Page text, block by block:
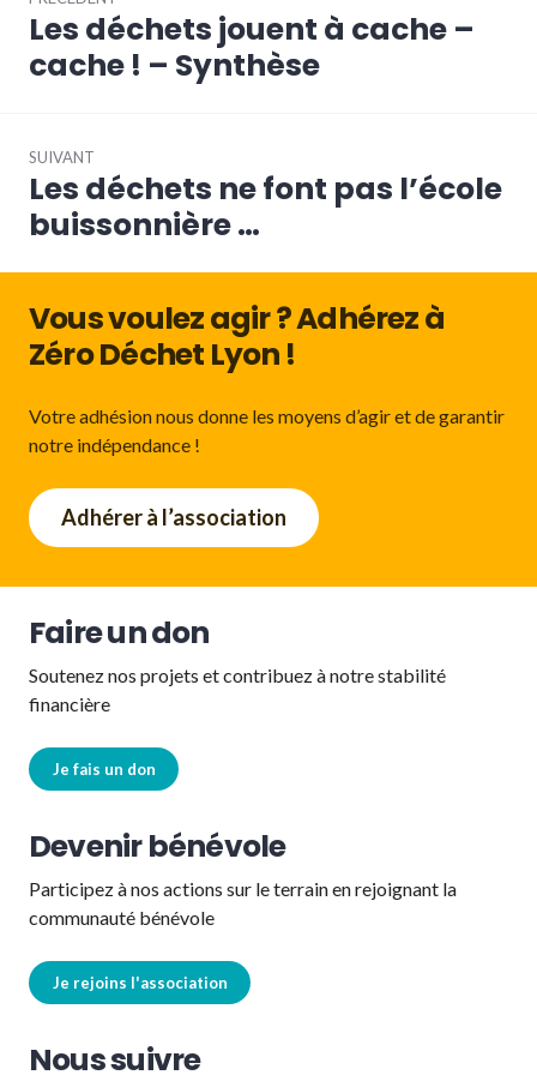
de
l’article
Article
précédent :
Les déchets jouent à cache –
cache ! – Synthèse
SUIVANT
Article
Suivant:
Les déchets ne font pas l’école
buissonnière …
Vous voulez agir ? Adhérez à
Zéro Déchet Lyon !
Votre adhésion nous donne les moyens d’agir et de garantir
notre indépendance !
Adhérer à l’association
Faire un don
Soutenez nos projets et contribuez à notre stabilité
financière
Je fais un don
Devenir bénévole
Participez à nos actions sur le terrain en rejoignant la
communauté bénévole
Je rejoins l'association
Nous suivre